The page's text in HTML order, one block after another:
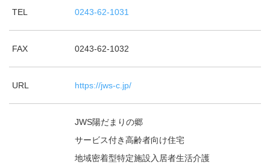
TEL 0243-62-1031
FAX 0243-62-1032
URL https://jws-c.jp/
JWS陽だまりの郷
サービス付き高齢者向け住宅
地域密着型特定施設入居者生活介護